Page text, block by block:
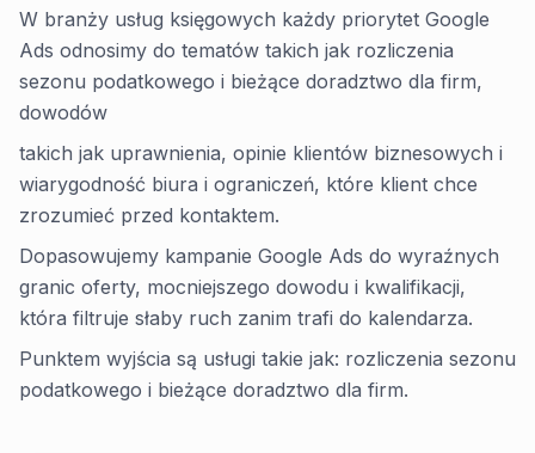
W branży usług księgowych każdy priorytet Google
Ads odnosimy do tematów takich jak rozliczenia
sezonu podatkowego i bieżące doradztwo dla firm,
dowodów
takich jak uprawnienia, opinie klientów biznesowych i
wiarygodność biura i ograniczeń, które klient chce
zrozumieć przed kontaktem.
Dopasowujemy kampanie Google Ads do wyraźnych
granic oferty, mocniejszego dowodu i kwalifikacji,
która filtruje słaby ruch zanim trafi do kalendarza.
Punktem wyjścia są usługi takie jak: rozliczenia sezonu
podatkowego i bieżące doradztwo dla firm.